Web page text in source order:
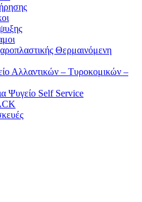
Θερμαινόμενη
Αλλαντικών – Τυροκομικών –
Ψυγείο Self Service